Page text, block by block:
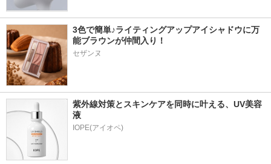
3色で簡単♪ライティングアップアイシャドウに万
能ブラウンが仲間入り！
セザンヌ
紫外線対策とスキンケアを同時に叶える、UV美容
液